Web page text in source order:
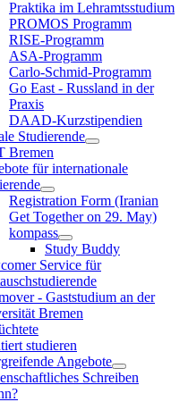
Praktika im Lehramtsstudium
PROMOS Programm
RISE-Programm
ASA-Programm
Carlo-Schmid-Programm
Go East - Russland in der
Praxis
DAAD-Kurzstipendien
Studierende
Bremen
für internationale
Registration Form (Iranian
Get Together on 29. May)
kompass
Study Buddy
Service für
- Gaststudium an der
Bremen
studieren
Angebote
Schreiben